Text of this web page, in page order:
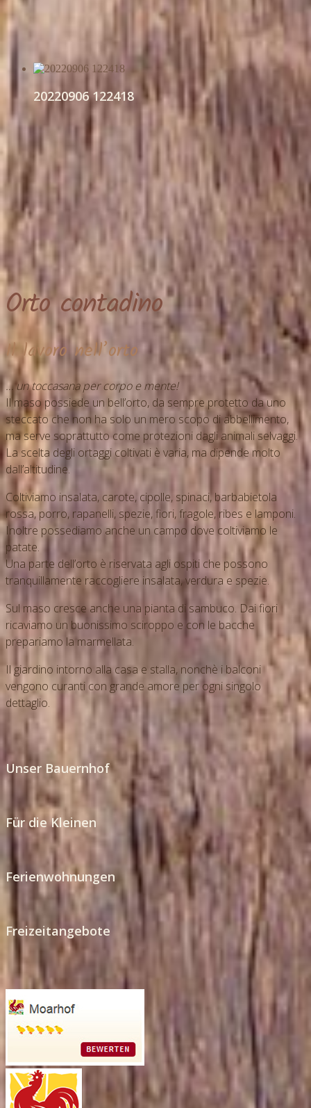
20220906 122418
Orto contadino
Il lavoro nell’orto
… un toccasana per corpo e mente!
Il maso possiede un bell’orto, da sempre protetto da uno
steccato che non ha solo un mero scopo di abbellimento,
ma serve soprattutto come protezioni dagli animali selvaggi.
La scelta degli ortaggi coltivati è varia, ma dipende molto
dall’altitudine.
Coltiviamo insalata, carote, cipolle, spinaci, barbabietola
rossa, porro, rapanelli, spezie, fiori, fragole, ribes e lamponi.
Inoltre possediamo anche un campo dove coltiviamo le
patate.
Una parte dell’orto è riservata agli ospiti che possono
tranquillamente raccogliere insalata, verdura e spezie.
Sul maso cresce anche una pianta di sambuco. Dai fiori
ricaviamo un buonissimo sciroppo e con le bacche
prepariamo la marmellata.
Il giardino intorno alla casa e stalla, nonchè i balconi
vengono curanti con grande amore per ogni singolo
dettaglio.
Unser Bauernhof
Für die Kleinen
Ferienwohnungen
Freizeitangebote